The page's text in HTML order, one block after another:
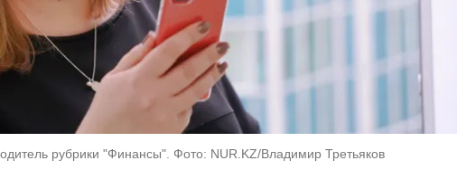
рубрики "Финансы". Фото: NUR.KZ/Владимир Третьяков